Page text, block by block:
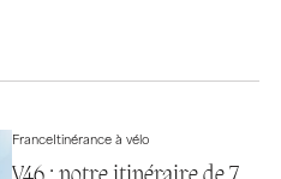
FranceItinérance à vélo